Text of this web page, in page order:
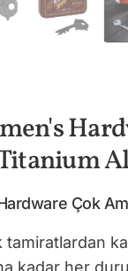
Çok
tamiratlardan
kadar her